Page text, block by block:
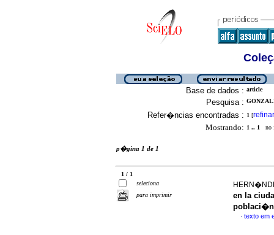
Base de dados : article
Pesquisa :
Refer�ncias encontradas : 1 [refinar
Mostrando: 1 .. 1 no
p�gina 1 de 1
1 / 1
seleciona
para imprimir
en la
poblaci�n
· texto em